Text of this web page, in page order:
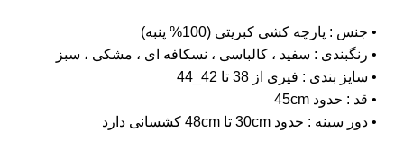
• جنس : پارچه کشی کبریتی (100% پنبه)
• رنگبندی : سفید ، کالباسی ، نسکافه ای ، مشکی ، سبز
• سایز بندی : فیری از 38 تا 42_44
• قد : حدود 45cm
• دور سینه : حدود 30cm تا 48cm کشسانی دارد